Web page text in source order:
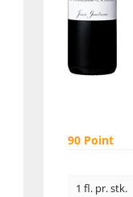
90 Point
1 fl. pr. stk.